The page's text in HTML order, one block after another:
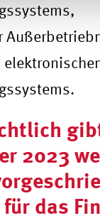
2023
das